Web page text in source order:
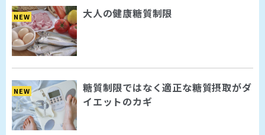
NEW 大人の健康糖質制限
NEW
糖質制限ではなく適正な糖質摂取がダ
イエットのカギ